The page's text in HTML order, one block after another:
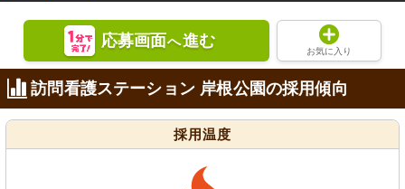
応募画面へ進む
お気に入り
訪問看護ステーション 岸根公園の採用傾向
採用温度